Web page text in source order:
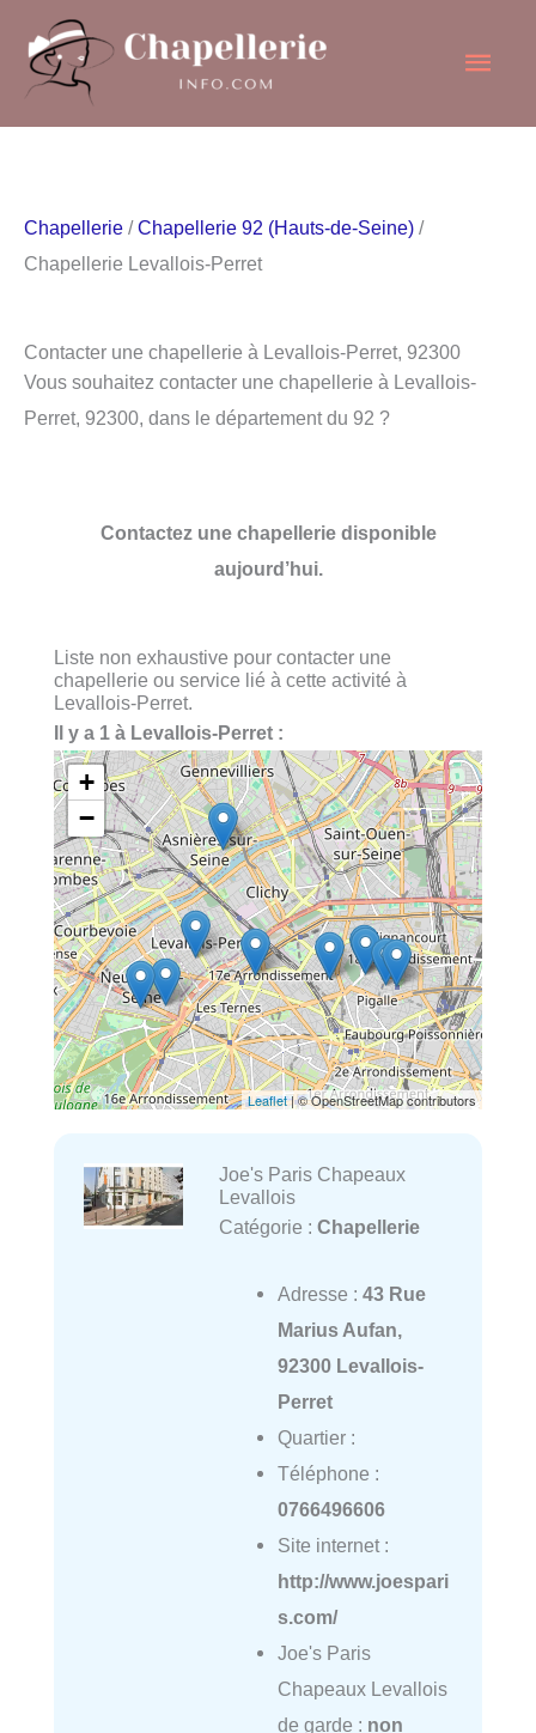
contenu
Chapellerie /Chapellerie 92 (Hauts-de-Seine) /
Chapellerie Levallois-Perret
Contacter une chapellerie à Levallois-Perret, 92300
Vous souhaitez contacter une chapellerie à Levallois-
Perret, 92300, dans le département du 92 ?
Contactez une chapellerie disponible
aujourd’hui.
Liste non exhaustive pour contacter une
chapellerie ou service lié à cette activité à
Levallois-Perret.
Il y a 1 à Levallois-Perret :
+
−
Leaflet| © OpenStreetMap contributors
Joe's Paris Chapeaux
Levallois
Catégorie : Chapellerie
Adresse : 43 Rue
Marius Aufan,
92300 Levallois-
Perret
Quartier :
Téléphone :
0766496606
Site internet :
http://www.joespari
s.com/
Joe's Paris
Chapeaux Levallois
de garde : non